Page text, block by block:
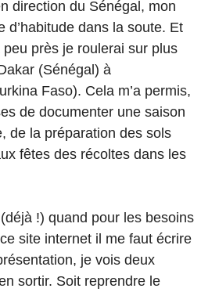
direction du Sénégal, mon
d’habitude dans la soute. Et
près je roulerai sur plus
(Sénégal) à
Faso). Cela m’a permis,
de documenter une saison
de la préparation des sols
fêtes des récoltes dans les
!) quand pour les besoins
site internet il me faut écrire
je vois deux
sortir. Soit reprendre le